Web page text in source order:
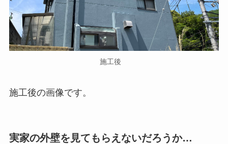
施工後
施工後の画像です。
実家の外壁を見てもらえないだろうか…